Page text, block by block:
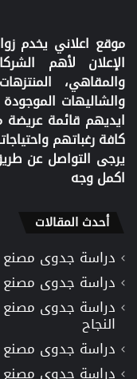
موقع اعلاني يخدم
الإعلان لأهم
والمقاهي،
والشاليهات
ايديهم قائمة عريضة
كافة رغباتهم
يرجى التواصل عن
اكمل وجه
أحدث المقالات
دراسة جدوى مصنع
دراسة جدوى مصنع
دراسة جدوى مصنع
النجاح
دراسة جدوى مصنع
دراسة جدوى مصنع